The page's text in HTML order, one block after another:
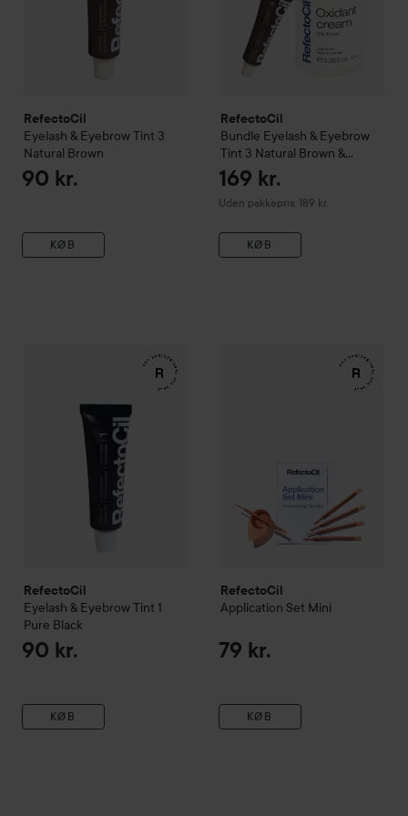
RefectoCil
Eyelash & Eyebrow Tint 3
Natural Brown
90 kr.
KØB
RefectoCil
Bundle Eyelash & Eyebrow
Tint 3 Natural Brown &
Oxidant 3% Creme 100 ml
169 kr.
Uden pakkepris: 189 kr.
KØB
RefectoCil
Eyelash & Eyebrow Tint 1
Pure Black
90 kr.
KØB
Eyelash & Eyebrow Tint 90 kr.
RefectoCil
Application Set Mini
79 kr.
KØB
Application Set